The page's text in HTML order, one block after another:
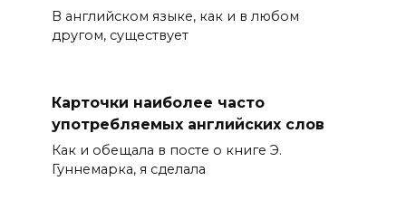
В английском языке, как и в любом
другом, существует
Карточки наиболее часто
употребляемых английских слов
Как и обещала в посте о книге Э.
Гуннемарка, я сделала